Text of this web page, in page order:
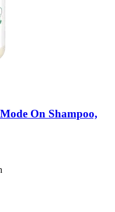
On Shampoo,